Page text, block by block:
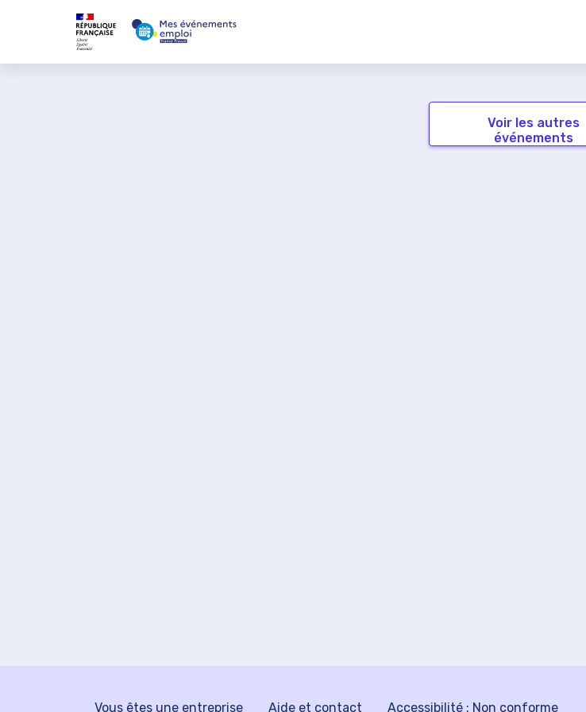
Voir les autres
événements
Vous êtes une entreprise Aide et contact Accessibilité : Non conforme